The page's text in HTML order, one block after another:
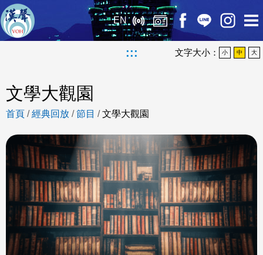
EN
::: 文字大小： 小 中 大
文學大觀園
首頁 /經典回放 /節目 /文學大觀園